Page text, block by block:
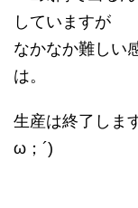
していますが
なかなか難しい
は。
生産は終了しま
ω；´)